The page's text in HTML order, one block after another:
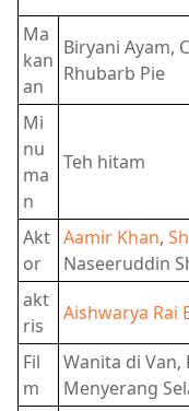
Ma
kan
an
Biryani Ayam,
Rhubarb Pie
Mi
nu
ma
n
Teh hitam
Akt
or
Aamir Khan,
Naseeruddin
akt
ris
Aishwarya Rai
Fil
m
Wanita di Van,
Menyerang